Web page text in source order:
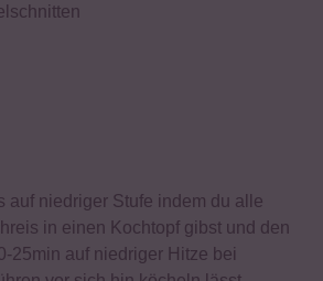
auf niedriger Stufe indem du alle
in einen Kochtopf gibst und den
25min auf niedriger Hitze bei